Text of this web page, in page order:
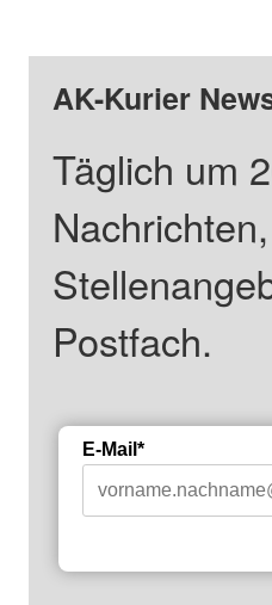
AK-Kurier
Täglich um
Postfach.
E-Mail*